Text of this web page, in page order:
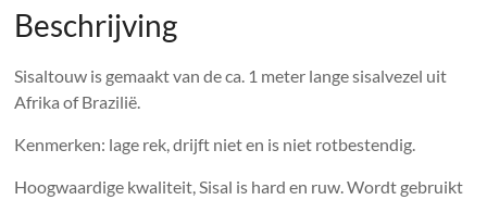
aantal
Beschrijving
Sisaltouw is gemaakt van de ca. 1 meter lange sisalvezel uit
Afrika of Brazilië.
Kenmerken: lage rek, drijft niet en is niet rotbestendig.
Hoogwaardige kwaliteit, Sisal is hard en ruw. Wordt gebruikt